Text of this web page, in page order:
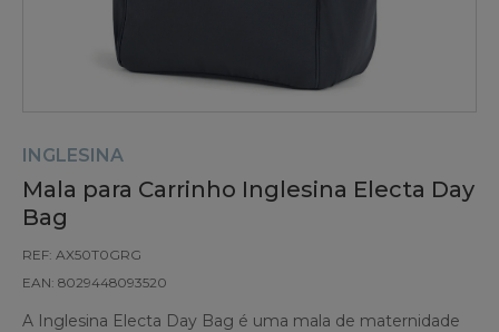
INGLESINA
Mala para Carrinho Inglesina Electa Day
Bag
REF: AX50T0GRG
EAN: 8029448093520
A Inglesina Electa Day Bag é uma mala de maternidade